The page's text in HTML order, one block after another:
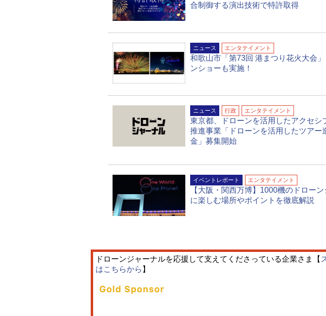
合制御する演出技術で特許取得
ニュース エンタテイメント
和歌山市「第73回 港まつり花火大会
ンショーも実施！
ニュース 行政 エンタテイメント
東京都、ドローンを活用したアクセシ
推進事業「ドローンを活用したツアー
金」募集開始
イベントレポート エンタテイメント
【大阪・関西万博】1000機のドロー
に楽しむ場所やポイントを徹底解説
ドローンジャーナルを応援して支えてくださっている企業さま【
はこちらから 】